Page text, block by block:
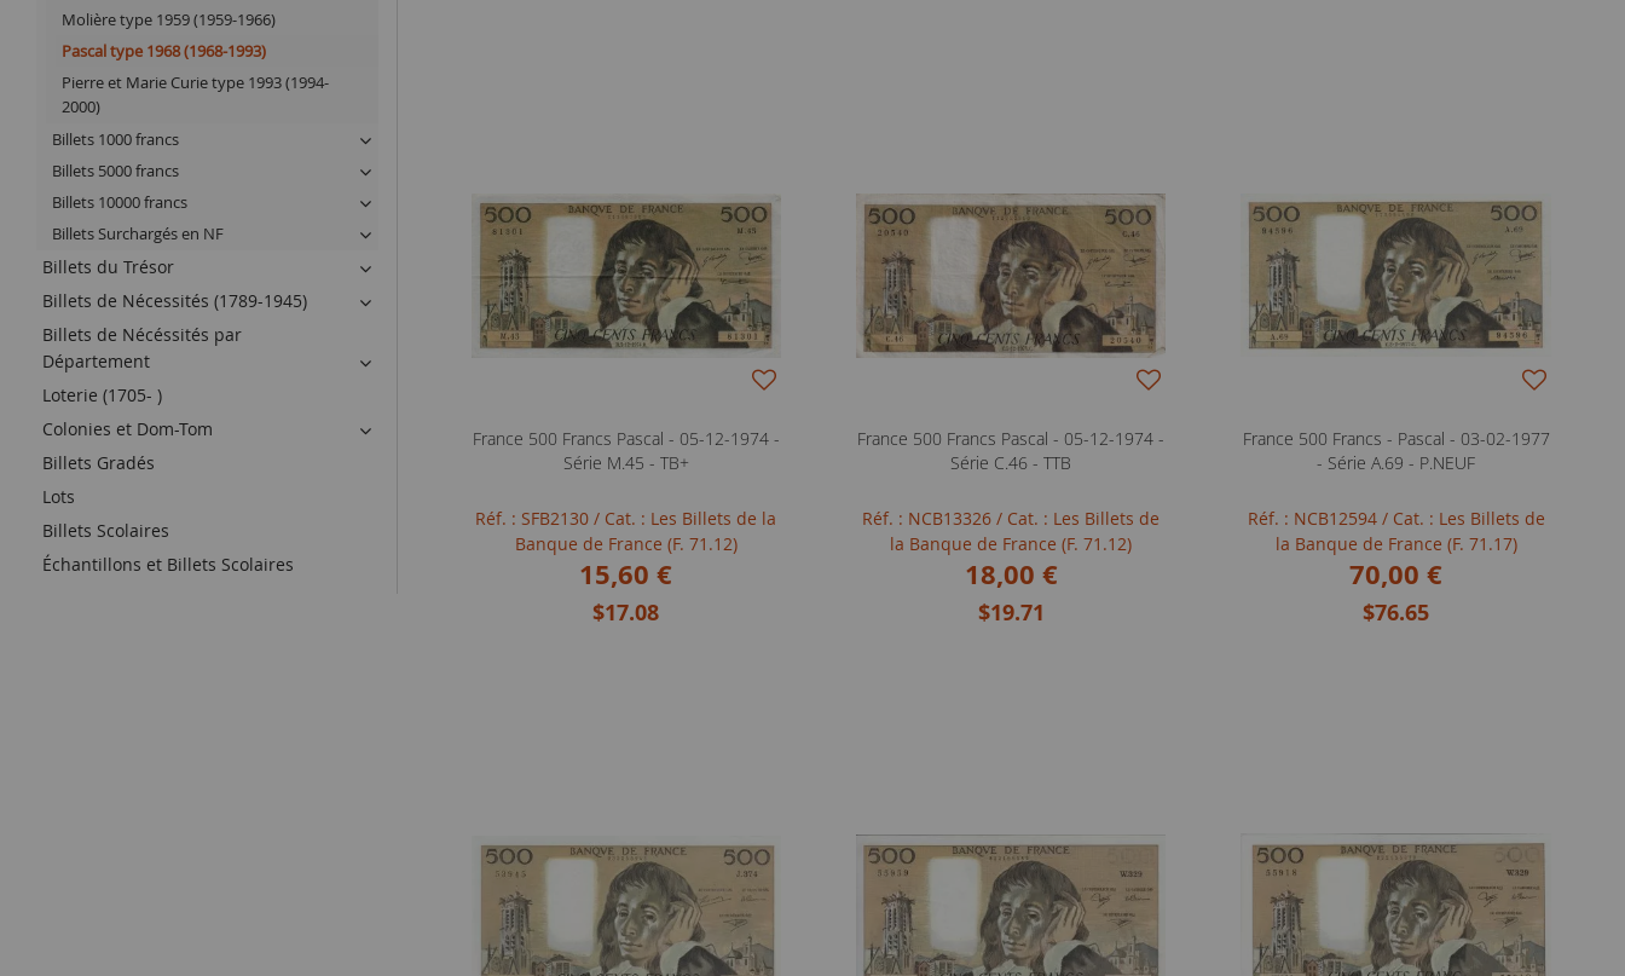
Molière type 1959 (1959-1966)
Pascal type 1968 (1968-1993)
Pierre et Marie Curie type 1993 (1994-
2000)
Billets 1000 francs
Billets 5000 francs
Billets 10000 francs
Billets Surchargés en NF
Billets du Trésor
Billets de Nécessités (1789-1945)
Billets de Nécéssités par
Département
Loterie (1705- )
Colonies et Dom-Tom
Billets Gradés
Lots
Billets Scolaires
Échantillons et Billets Scolaires
France 500 Francs Pascal - 05-12-1974 -
Série M.45 - TB+
Réf. : SFB2130/ Cat. : Les Billets de la
Banque de France (F. 71.12)
15,60 €
$17.08
France 500 Francs Pascal - 05-12-1974 -
Série C.46 - TTB
Réf. : NCB13326/ Cat. : Les Billets de
la Banque de France (F. 71.12)
18,00 €
$19.71
France 500 Francs - Pascal - 03-02-1977
- Série A.69 - P.NEUF
Réf. : NCB12594 / Cat. : Les Billets de
la Banque de France (F. 71.17)
70,00 €
$76.65